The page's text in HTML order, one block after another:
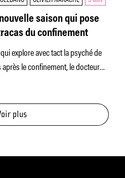
saison qui pose
du confinement
explore avec tact la psyché de
le confinement, le docteur
plus